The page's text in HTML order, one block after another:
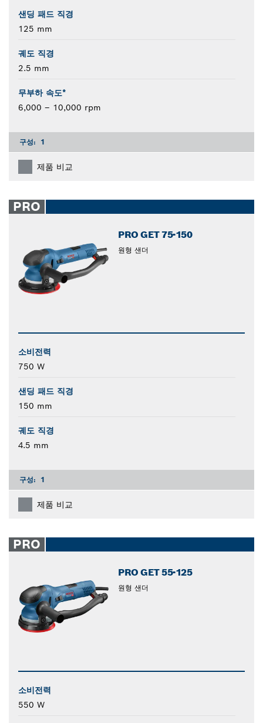
샌딩 패드 직경
125 mm
궤도 직경
2.5 mm
무부하 속도*
6,000 – 10,000 rpm
구성: 1
제품 비교
PRO
PRO GET 75-150
원형 샌더
소비전력
750 W
샌딩 패드 직경
150 mm
궤도 직경
4.5 mm
구성: 1
제품 비교
PRO
PRO GET 55-125
원형 샌더
소비전력
550 W